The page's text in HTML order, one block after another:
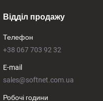
Відділ продажу
Телефон
+38 067 703 92 32
E-mail
sales@softnet.com.ua
Робочі години